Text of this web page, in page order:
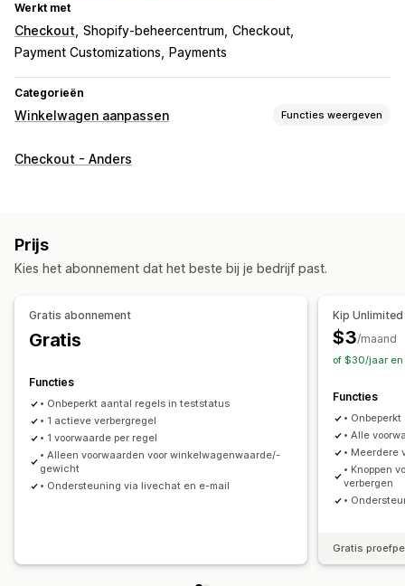
Werkt met
Checkout Shopify-beheercentrum Checkout
Payment Customizations
Payments
Categorieën
Winkelwagen aanpassen Functies weergeven
Weergave van winkelwagen
Extra kosten
Checkout-aanpassing
Checkout - Anders
Prijs
Kies het abonnement dat het beste bij je bedrijf past.
Gratis abonnement
Gratis
Functies
• Onbeperkt aantal regels in teststatus
• 1 actieve verbergregel
• 1 voorwaarde per regel
• Alleen voorwaarden voor winkelwagenwaarde/-
gewicht
• Ondersteuning via livechat en e-mail
Kip Unlimited
$3/maand
of $30/jaar en
Functies
•
• Alle
• Meerdere
• Knoppen
verbergen
•
Gratis